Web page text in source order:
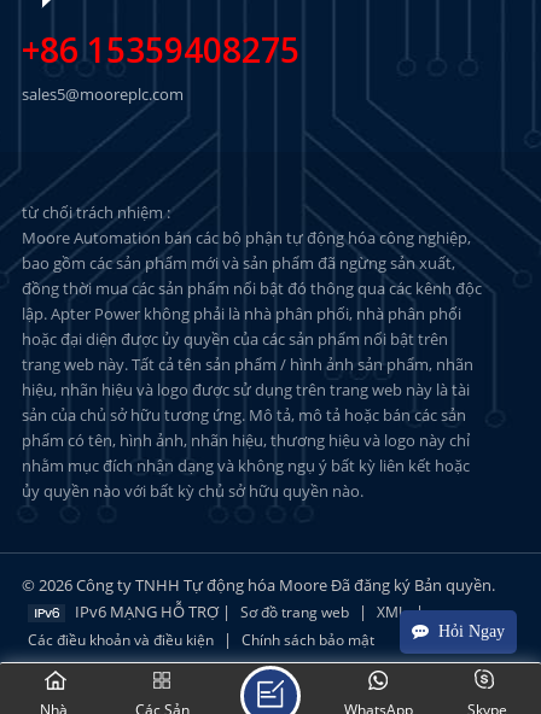
Hỏi Ngay
+86 15359408275
sales5@mooreplc.com
từ chối trách nhiệm :
Moore Automation bán các bộ phận tự động hóa công nghiệp,
bao gồm các sản phẩm mới và sản phẩm đã ngừng sản xuất,
đồng thời mua các sản phẩm nổi bật đó thông qua các kênh độc
lập. Apter Power không phải là nhà phân phối, nhà phân phối
hoặc đại diện được ủy quyền của các sản phẩm nổi bật trên
trang web này. Tất cả tên sản phẩm / hình ảnh sản phẩm, nhãn
hiệu, nhãn hiệu và logo được sử dụng trên trang web này là tài
sản của chủ sở hữu tương ứng. Mô tả, mô tả hoặc bán các sản
phẩm có tên, hình ảnh, nhãn hiệu, thương hiệu và logo này chỉ
nhằm mục đích nhận dạng và không ngụ ý bất kỳ liên kết hoặc
ủy quyền nào với bất kỳ chủ sở hữu quyền nào.
© 2026 Công ty TNHH Tự động hóa Moore Đã đăng ký Bản quyền.
IPv6 MẠNG HỖ TRỢ |
Sơ đồ trang web | XML |
Các điều khoản và điều kiện | Chính sách bảo mật
Nhà Các Sản Skype
WhatsApp